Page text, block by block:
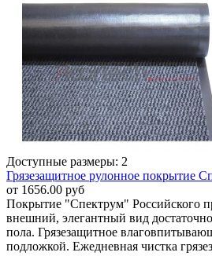
Доступные размеры: 2
Грязезащитное рулонное покрытие
от 1656.00 руб
Покрытие "Спектрум" Российского
внешний, элегантный вид
пола. Грязезащитное
подложкой. Ежедневная чистка